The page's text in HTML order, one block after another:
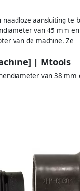
aansluiting te
van 45 mm
van de machine. Ze
| Mtools
van 38 mm